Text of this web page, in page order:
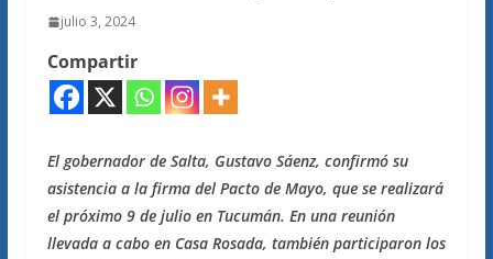
julio 3, 2024
Compartir
El gobernador de Salta, Gustavo Sáenz, confirmó su
asistencia a la firma del Pacto de Mayo, que se realizará
el próximo 9 de julio en Tucumán. En una reunión
llevada a cabo en Casa Rosada, también participaron los